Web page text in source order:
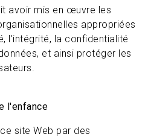
avoir mis en œuvre les
appropriées
l'intégrité, la confidentialité
et ainsi protéger les
l'enfance
site Web par des